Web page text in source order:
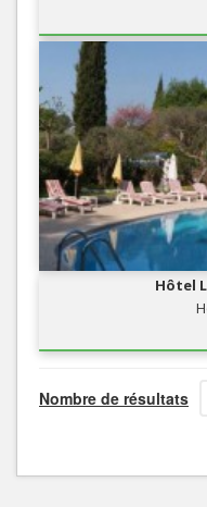
Hôtel
Nombre de résultats